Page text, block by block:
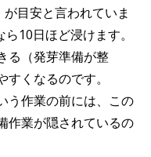
目安と言われていま
10日ほど浸けます。
る（発芽準備が整
くなるのです。
う作業の前には、この
作業が隠されているの